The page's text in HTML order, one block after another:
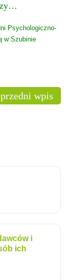
Psychologiczno-
w Szubinie
wpis
i
ich